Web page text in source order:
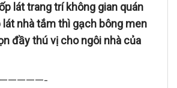
lát trang trí không gian quán
lát nhà tắm thì gạch bông men
đầy thú vị cho ngôi nhà của